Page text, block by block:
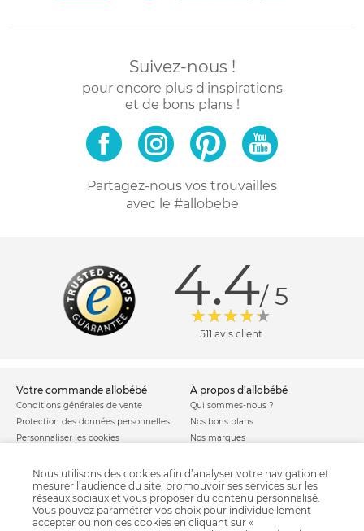
Suivez-nous !
pour encore plus d'inspirations
et de bons plans !
Partagez-nous vos trouvailles
avec le #allobebe
4.4/ 5
511 avis client
votre commande allobébé
Conditions générales de vente
Protection des données personnelles
Personnaliser les cookies
Modes de livraison
Moyens de paiement
Garantie stock & produit
Satisfait ou remboursé
à propos d'allobébé
Qui sommes-nous ?
Nos bons plans
Nos marques
Comment se protéger du phishing ?
Soldes allobébé
Nous utilisons des cookies afin d’analyser votre navigation et
mesurer l’audience du site, promouvoir ses services sur les
réseaux sociaux et vous proposer du contenu personnalisé.
Vous pouvez paramétrer vos choix pour individuellement
accepter ou non ces cookies en cliquant sur «